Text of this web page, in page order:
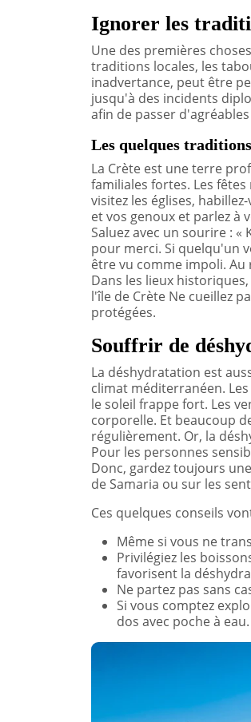
Ignorer les
Une des premières
traditions locales, les
inadvertance, peut être
jusqu'à des incidents
afin de passer
Les quelques
La Crète est une terre
familiales fortes. Les
visitez les églises,
et vos genoux et parlez à
Saluez avec un sourire :
pour merci. Si quelqu'un
être vu comme impoli.
Dans les lieux
l'île de Crète Ne cueillez
protégées.
Souffrir de
La déshydratation est
climat méditerranéen.
le soleil frappe fort. Les
corporelle. Et beaucoup
régulièrement. Or, la
Pour les personnes
Donc, gardez toujours
de Samaria ou sur les
Ces quelques conseils
Même si vous ne
Privilégiez les
favorisent la
Ne partez pas sans
Si vous comptez
dos avec poche à eau.